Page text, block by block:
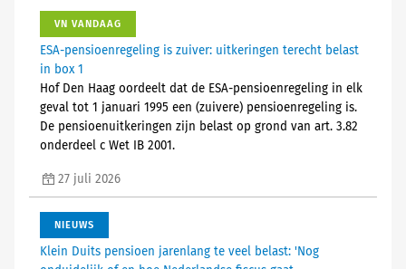
VN VANDAAG
ESA-pensioenregeling is zuiver: uitkeringen terecht belast
in box 1
Hof Den Haag oordeelt dat de ESA-pensioenregeling in elk
geval tot 1 januari 1995 een (zuivere) pensioenregeling is.
De pensioenuitkeringen zijn belast op grond van art. 3.82
onderdeel c Wet IB 2001.
27 juli 2026
NIEUWS
Klein Duits pensioen jarenlang te veel belast: 'Nog